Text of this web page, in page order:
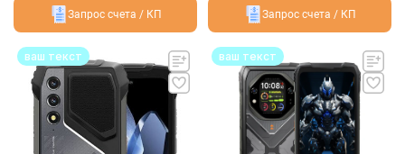
Запрос счета / КП Запрос счета / КП
ваш текст ваш текст